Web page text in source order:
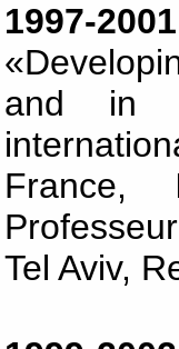
1997-2001
and in
France,
Tel Aviv,